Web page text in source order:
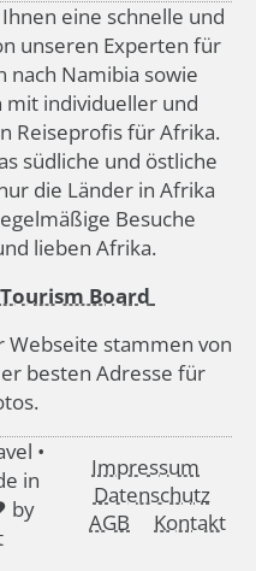
eine schnelle und
unseren Experten für
nach Namibia sowie
individueller und
Reiseprofis für Afrika.
südliche und östliche
die Länder in Afrika
Besuche
lieben Afrika.
Board
Webseite stammen von
besten Adresse für
•
in
by
Impressum
Datenschutz
AGB
Kontakt